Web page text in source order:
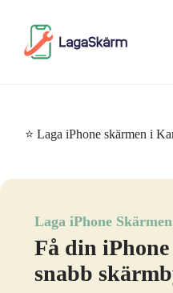
⭐ Laga iPhone skärmen i
Laga iPhone Skärmen
Få din
snabb